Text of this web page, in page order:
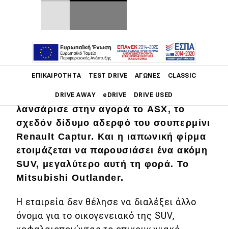
ΕΠΙΚΑΙΡΌΤΗΤΑ TEST DRIVE ΑΓΏΝΕΣ CLASSIC
DRIVE AWAY eDRIVE DRIVE USED
Main navigation
Επικαιρότητα
Νέα μοντέλα
Πρωτότυπα
Κόσμος
ΦΩΤΟΓΡΑΦΙΕΣ
Η Mitsubishi πριν από πέντε μήνες
λανσάρισε στην αγορά το ASX, το
σχεδόν δίδυμο αδερφό του σουπερμίνι
Renault Captur. Και η ιαπωνική φίρμα
ετοιμάζεται να παρουσιάσει ένα ακόμη
SUV, μεγαλύτερο αυτή τη φορά. Το
Mitsubishi Outlander.
Η εταιρεία δεν θέλησε να διαλέξει άλλο
όνομα για το οικογενειακό της SUV,